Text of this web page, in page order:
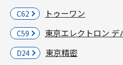
C62 トゥーワン
C59 東京エレクトロン デ
D24 東京精密